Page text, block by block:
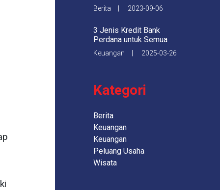
Berita | 2023-09-06
3 Jenis Kredit Bank
Perdana untuk Semua
Keuangan | 2025-03-26
Kategori
Berita
Keuangan
Keuangan
Peluang Usaha
Wisata